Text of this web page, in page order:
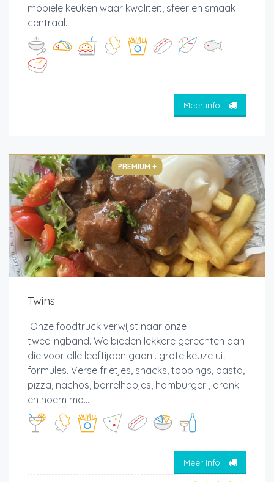
mobiele keuken waar kwaliteit, sfeer en smaak
centraal...
Meer info
PREMIUM +
Twins
Onze foodtruck verwijst naar onze
tweelingband. We bieden lekkere gerechten aan
die voor alle leeftijden gaan . grote keuze uit
formules. Verse frietjes, snacks, toppings, pasta,
pizza, nachos, borrelhapjes, hamburger , drank
en noem ma...
Meer info